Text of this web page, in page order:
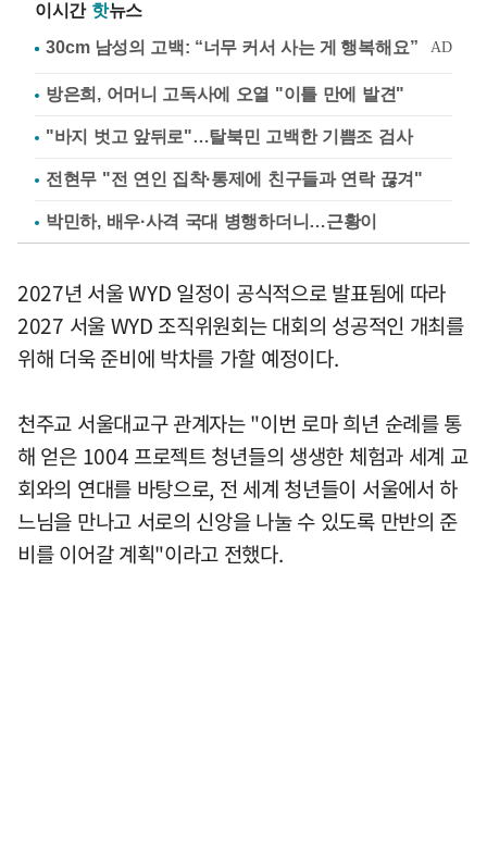
이시간 핫뉴스
방은희, 어머니 고독사에 오열 "이틀 만에 발견"
"바지 벗고 앞뒤로"…탈북민 고백한 기쁨조 검사
전현무 "전 연인 집착·통제에 친구들과 연락 끊겨"
박민하, 배우·사격 국대 병행하더니…근황이
2027년 서울 WYD 일정이 공식적으로 발표됨에 따라
2027 서울 WYD 조직위원회는 대회의 성공적인 개최를
위해 더욱 준비에 박차를 가할 예정이다.
천주교 서울대교구 관계자는 "이번 로마 희년 순례를 통
해 얻은 1004 프로젝트 청년들의 생생한 체험과 세계 교
회와의 연대를 바탕으로, 전 세계 청년들이 서울에서 하
느님을 만나고 서로의 신앙을 나눌 수 있도록 만반의 준
비를 이어갈 계획"이라고 전했다.